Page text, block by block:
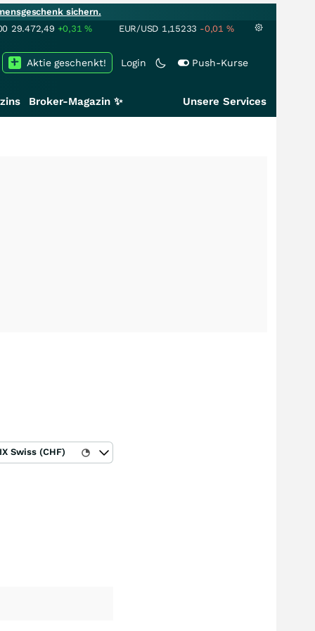
sichern.
29.472,49 +0,31% EUR/USD 1,15233 -0,01 %
Login Push-Kurse
Aktie geschenkt!
Broker-Magazin ✨ Unsere Services
Swiss (CHF)